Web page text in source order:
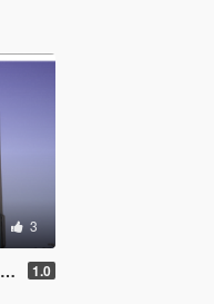
3
1.0